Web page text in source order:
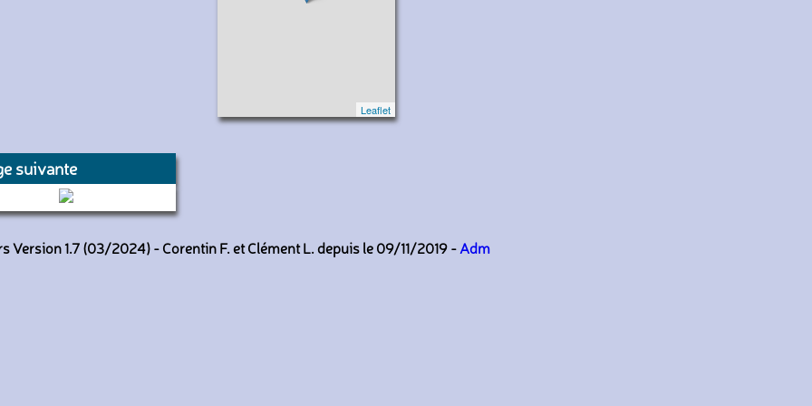
Leaflet
suivante
(Armée de l’Air)
Version 1.7 (03/2024) - Corentin F. et Clément L. depuis le 09/11/2019 -Adm